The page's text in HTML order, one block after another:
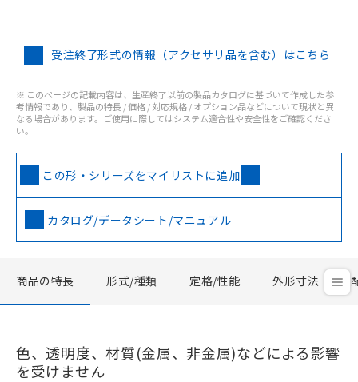
受注終了形式の情報（アクセサリ品を含む）はこちら
※ このページの記載内容は、生産終了以前の製品カタログに基づいて作成した参
考情報であり、製品の特長 / 価格 / 対応規格 / オプション品などについて現状と異
なる場合があります。ご使用に際してはシステム適合性や安全性をご確認くださ
い。
この形・シリーズをマイリストに追加
カタログ/データシート/マニュアル
商品の特長 形式/種類 定格/性能 外形寸法
色、透明度、材質(金属、非金属)などによる影響
を受けません